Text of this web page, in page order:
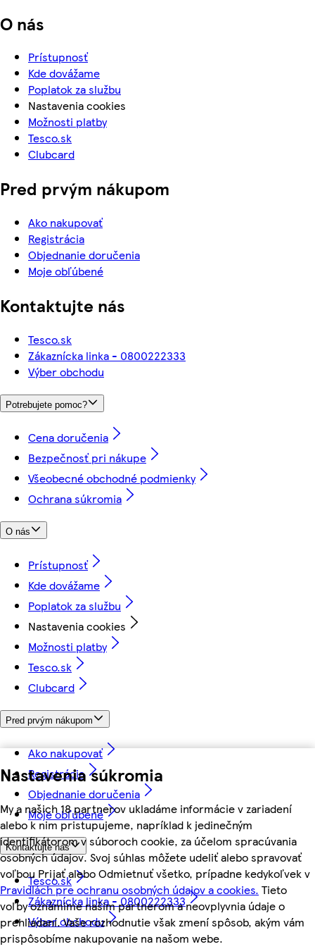
Nastavenia súkromia
My a našich 18 partnerov ukladáme informácie v zariadení
alebo k nim pristupujeme, napríklad k jedinečným
identifikátorom v súboroch cookie, za účelom spracúvania
osobných údajov. Svoj súhlas môžete udeliť alebo spravovať
voľbou Prijať alebo Odmietnuť všetko, prípadne kedykoľvek v
Pravidlách pre ochranu osobných údajov a cookies. Tieto
voľby oznámime našim partnerom a neovplyvnia údaje o
prehliadaní. Vaše rozhodnutie však zmení spôsob, akým vám
prispôsobíme nakupovanie na našom webe.
O nás
Prístupnosť
Kde dovážame
Poplatok za službu
Nastavenia cookies
Možnosti platby
Tesco.sk
Clubcard
Pred prvým nákupom
Ako nakupovať
Registrácia
Objednanie doručenia
Moje obľúbené
Kontaktujte nás
Tesco.sk
Zákaznícka linka - 0800222333
Výber obchodu
Potrebujete pomoc?
Cena doručenia
Bezpečnosť pri nákupe
Všeobecné obchodné podmienky
Ochrana súkromia
O nás
Prístupnosť
Kde dovážame
Poplatok za službu
Nastavenia cookies
Možnosti platby
Tesco.sk
Clubcard
Pred prvým nákupom
Ako nakupovať
Registrácia
Objednanie doručenia
Moje obľúbené
Kontaktujte nás
Tesco.sk
Zákaznícka linka - 0800222333
Výber obchodu